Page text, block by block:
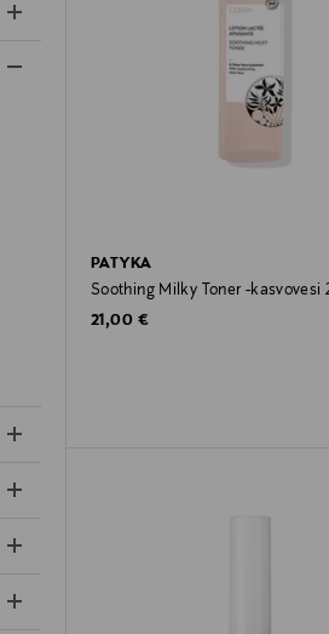
PATYKA
Soothing Milky Toner -kasvovesi
Original Price
21,00 €